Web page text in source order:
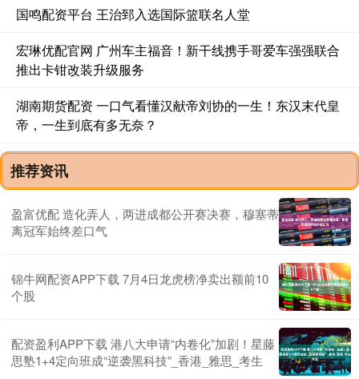
国鸣配资平台 王治郅入选国际篮联名人堂
宏琳优配官网 广州车主福音！新干线携手哥爱车强强联合
推出卡钳改装升级服务
湖南期货配资 一口气看懂汉献帝刘协的一生！东汉末代皇
帝，一生到底有多无奈？
推荐资讯
盈富优配 造化弄人，两进成都公开赛决赛，穆塞蒂
离冠军始终差口气
锦牛网配资APP下载 7月4日龙虎榜净卖出额前10
个股
配资盈利APP下载 港八大申请“内卷化”加剧！星藤
思塾1+4定向班成“逆袭黑科技”_香港_雅思_考生